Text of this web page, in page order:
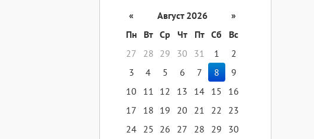
« Август 2026
»
Пн
Вт Ср Чт Пт Сб
Вс
27
28 29 30 31 1
2
3
4 5 6 7 8
9
10
11 12 13 14 15
16
17
18 19 20 21 22
23
24 25 26 27 28 29
30